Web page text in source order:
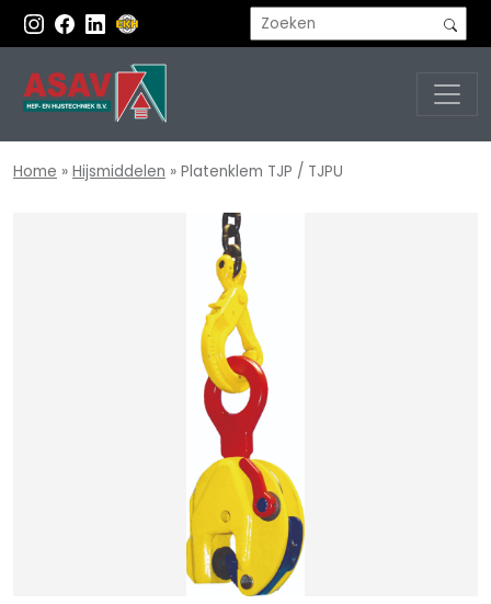
Home » Hijsmiddelen » Platenklem TJP / TJPU